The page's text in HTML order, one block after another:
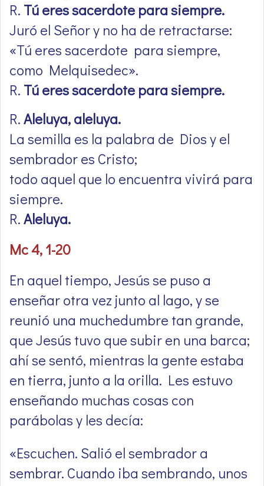
R. Tú eres sacerdote para siempre.
Juró el Señor y no ha de retractarse:
«Tú eres sacerdote para siempre,
como Melquisedec».
R. Tú eres sacerdote para siempre.
R.Aleluya, aleluya.
La semilla es la palabra de Dios y el
sembrador es Cristo;
todo aquel que lo encuentra vivirá para
siempre.
R.Aleluya.
Mc 4, 1-20
En aquel tiempo, Jesús se puso a
enseñar otra vez junto al lago, y se
reunió una muchedumbre tan grande,
que Jesús tuvo que subir en una barca;
ahí se sentó, mientras la gente estaba
en tierra, junto a la orilla. Les estuvo
enseñando muchas cosas con
parábolas y les decía:
«Escuchen. Salió el sembrador a
sembrar. Cuando iba sembrando, unos